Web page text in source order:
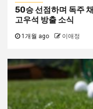
50승 선점하며 독주
고우석 방출 소식
1개월 ago 이애정